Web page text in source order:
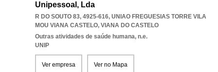
Unipessoal, Lda
R DO SOUTO 83, 4925-616, UNIAO FREGUESIAS TORRE VILA
MOU VIANA CASTELO, VIANA DO CASTELO
Outras atividades de saúde humana, n.e.
UNIP
Ver empresa Ver no Mapa